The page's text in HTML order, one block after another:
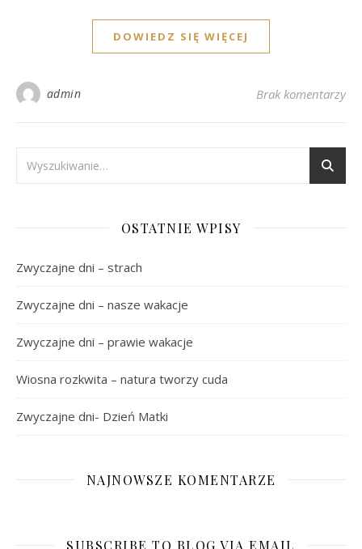
DOWIEDZ SIĘ WIĘCEJ
admin Brak komentarzy
OSTATNIE WPISY
Zwyczajne dni – strach
Zwyczajne dni – nasze wakacje
Zwyczajne dni – prawie wakacje
Wiosna rozkwita – natura tworzy cuda
Zwyczajne dni- Dzień Matki
NAJNOWSZE KOMENTARZE
SUBSCRIBE TO BLOG VIA EMAIL